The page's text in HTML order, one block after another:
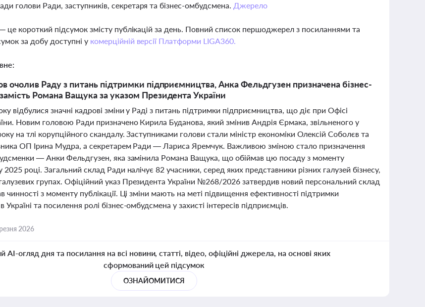
голови Ради, заступників, секретаря та бізнес-омбудсмена. Джерело
це короткий підсумок змісту публікацій за день. Повний список першоджерел з посиланнями та
за добу доступні у комерційній версії Платформи LIGA360.
очолив Раду з питань підтримки підприємництва, Анка Фельдгузен призначена бізнес-
Романа Ващука за указом Президента України
відбулися значні кадрові зміни у Раді з питань підтримки підприємництва, що діє при Офісі
Новим головою Ради призначено Кирила Буданова, який змінив Андрія Єрмака, звільненого у
на тлі корупційного скандалу. Заступниками голови стали міністр економіки Олексій Соболєв та
ОП Ірина Мудра, а секретарем Ради — Лариса Яремчук. Важливою зміною стало призначення
— Анки Фельдгузен, яка замінила Романа Ващука, що обіймав цю посаду з моменту
році. Загальний склад Ради налічує 82 учасники, серед яких представники різних галузей бізнесу,
групах. Офіційний указ Президента України №268/2026 затвердив новий персональний склад
чинності з моменту публікації. Ці зміни мають на меті підвищення ефективності підтримки
Україні та посилення ролі бізнес-омбудсмена у захисті інтересів підприємців.
2026
AI-огляд дня та посилання на всі новини, статті, відео, офіційні джерела, на основі яких
сформований цей підсумок
ОЗНАЙОМИТИСЯ